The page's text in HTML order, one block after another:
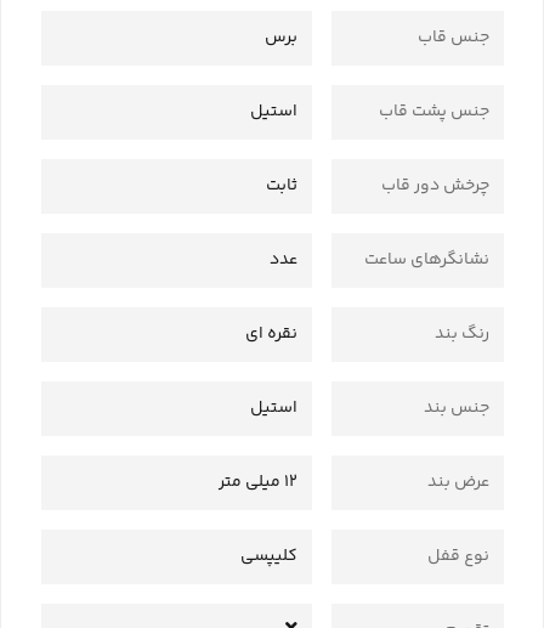
جنس قاب برس
جنس پشت قاب استیل
چرخش دور قاب ثابت
نشانگرهای ساعت عدد
رنگ بند نقره ای
جنس بند استیل
عرض بند 12 میلی متر
نوع قفل کلیپسی